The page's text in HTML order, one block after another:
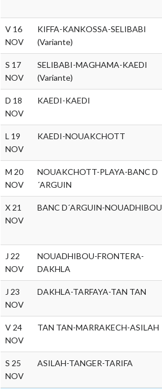
V 16
NOV
KIFFA-KANKOSSA-SELIBABI
(Variante)
S 17
NOV
SELIBABI-MAGHAMA-KAEDI
(Variante)
D 18
NOV
KAEDI-KAEDI
L 19
NOV
KAEDI-NOUAKCHOTT
M 20
NOV
NOUAKCHOTT-PLAYA-BANC D
´ARGUIN
X 21
NOV
BANC D´ARGUIN-NOUADHIBOU
J 22
NOV
NOUADHIBOU-FRONTERA-
DAKHLA
J 23
NOV
DAKHLA-TARFAYA-TAN TAN
V 24
NOV
TAN TAN-MARRAKECH-ASILAH
S 25
NOV
ASILAH-TANGER-TARIFA